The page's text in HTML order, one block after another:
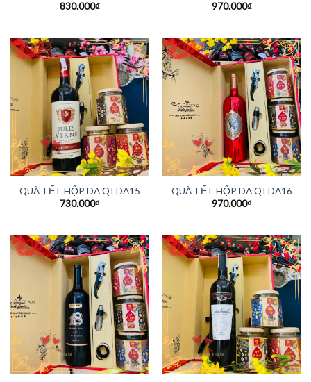
830.000₫
970.000₫
QUÀ TẾT HỘP DA QTDA15
730.000₫
QUÀ TẾT HỘP DA QTDA16
970.000₫